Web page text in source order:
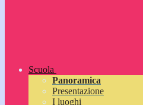
Scuola
Panoramica
Presentazione
I luoghi